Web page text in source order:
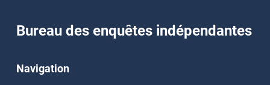
Bureau des enquêtes indépendantes
Navigation